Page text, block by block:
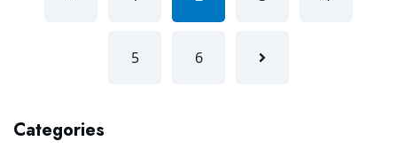
5 6
Categories